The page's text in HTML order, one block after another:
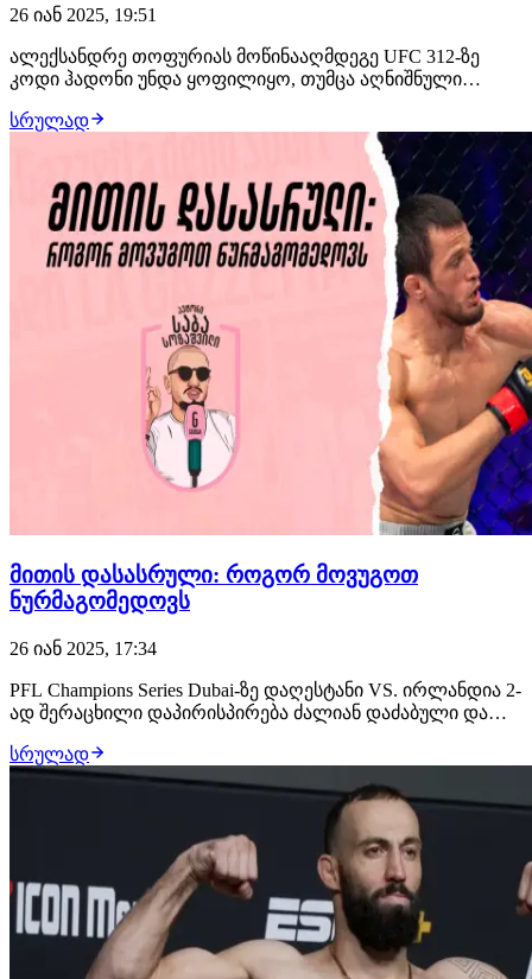
26 იან 2025, 19:51
ალექსანდრე თოფურიას მოწინააღმდეგე UFC 312-ზე
კოდი ჰადონი უნდა ყოფილიყო, თუმცა აღნიშნული
ცნობილი ხდება, თუ ვის წინააღმდეგ ჩაატარებს თავის
სადებიუტო ჩხუბს ქართველი მებრძოლი მსოფლიოს
ყველაზე პოპულარულ ორგანიზაციაში."ელ კასადორის"
მოწინააღმდეგ…
სრულად
მითის დასასრული: როგორ მოვუგოთ
ნურმაგომედოვს
26 იან 2025, 17:34
PFL Champions Series Dubai-ზე დაღესტანი VS. ირლანდია 2-
ად შერაცხილი დაპირისპირება ძალიან დაძაბული და
ნურმაგომედოვის ძმა, დაღესტნელი უსმან
ნურმაგომედოვი, რომელიც Bellator-ის დაუმარცხებელი
ჩემპიონია, კონორ მაკგრეგორის თანამემამულე…
სრულად